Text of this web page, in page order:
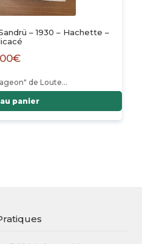
– 1930 – Hachette –
€
de Loute…
panier